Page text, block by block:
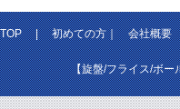
TOP|初めての方｜会社概要
【旋盤/フライス/ボー